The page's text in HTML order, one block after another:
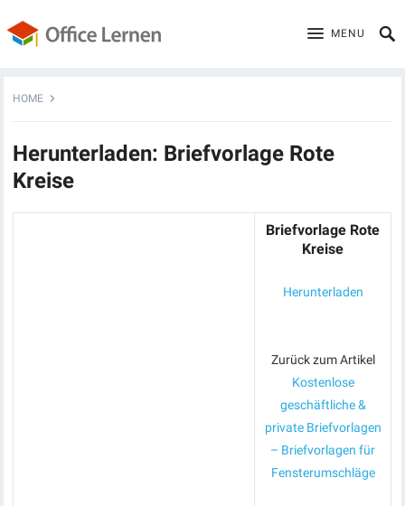
MENU
HOME
Herunterladen: Briefvorlage Rote
Kreise
Briefvorlage Rote
Kreise
Herunterladen
Zurück zum Artikel
Kostenlose
geschäftliche &
private Briefvorlagen
– Briefvorlagen für
Fensterumschläge